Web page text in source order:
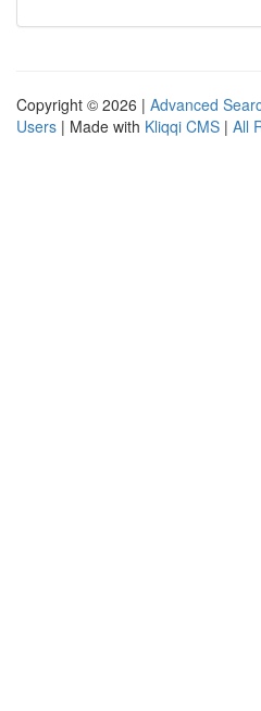
Copyright © 2026 | Advanced
Users | Made with Kliqqi CMS | All